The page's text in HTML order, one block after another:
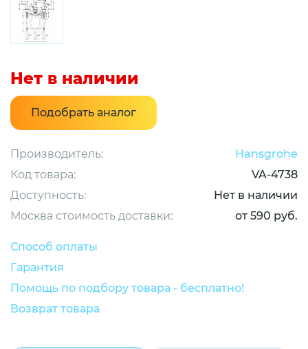
Нет в наличии
Подобрать аналог
Производитель:
Hansgrohe
Код товара:
VA-4738
Доступность:
Нет в наличии
Москва стоимость доставки:
от 590 руб.
Способ оплаты
Гарантия
Помощь по подбору товара - бесплатно!
Возврат товара